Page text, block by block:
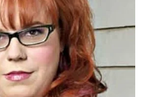
Impressum & Kontakt
Smartphone Startseite